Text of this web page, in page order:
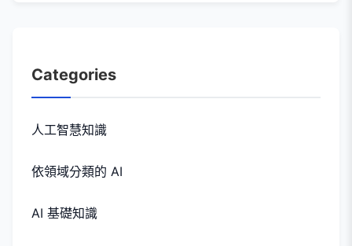
Categories
人工智慧知識
依領域分類的 AI
AI 基礎知識